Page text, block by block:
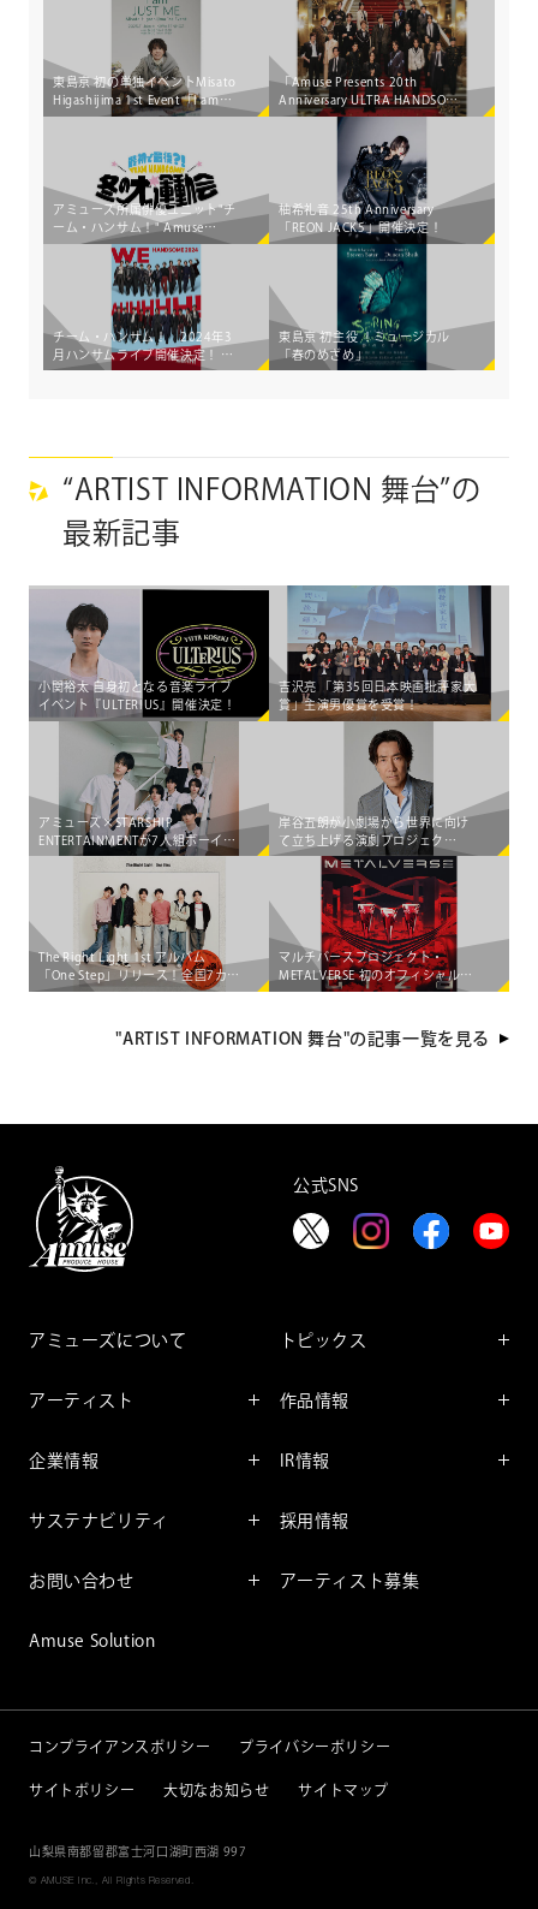
東島京 初の単独イベントMisato
Higashijima 1st Event「I am
JUST ME」開催決定！
「Amuse Presents 20th
Anniversary ULTRA HANDSOME
LIVE 2025"ZERO"」ライブメイ
ンビジュアル完成！アミューズ
所属の俳優総勢22名が出演!!
アミューズ所属俳優ユニット"チ
ーム・ハンサム！" Amuse
Presents 「最初で最後？！
TEAM HANDSOME！冬の大運動
会」開催決定！
柚希礼音 25th Anniversary
「REON JACK5」開催決定！
チーム・ハンサム！ 2024年3
月ハンサムライブ開催決定！ 参
加メンバー22名勢ぞろいのメイ
東島京 初主役 ！ミュージカル
「春のめざめ」
“ARTIST INFORMATION 舞台”の
最新記事
小関裕太 自身初となる音楽ライブ
イベント『ULTERIUS』開催決定！
吉沢亮 「第35回日本映画批評家大
賞」主演男優賞を受賞！
アミューズ×STARSHIP
ENTERTAINMENTが7人組ボーイズ
グループ「AEN」をマネジメント
する大型共同プロジェクト始動！
岸谷五朗が小劇場から世界に向け
て立ち上げる演劇プロジェク
ト"PRIME VINsTAGE"が始動！
The Right Light 1st アルバム
「One Step」リリース！全国7カ所
を巡る 初のライブツアー決定
マルチバースプロジェクト・
METALVERSE 初のオフィシャル配
信シングル＆MUSIC
に"出現"決定!!
"ARTIST INFORMATION 舞台"の記事一覧を見る
公式SNS
アミューズについて
アーティスト
企業情報
企業理念
サステナビリティ
アミューズのサステナビリテ
重要課題
お問い合わせ
Amuse Solution
トピックス
レポート
作品情報
コミック
IR情報
IRマネージメント
採用情報
アーティスト募集
コンプライアンスポリシー プライバシーポリシー
サイトポリシー 大切なお知らせ サイトマップ
山梨県南都留郡富士河口湖町西湖 997
© AMUSE Inc., All Rights Reserved.